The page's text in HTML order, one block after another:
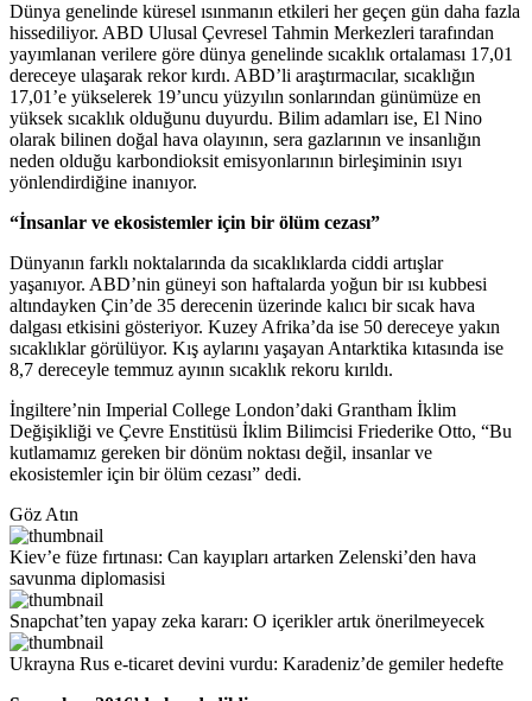
Dünya genelinde küresel ısınmanın etkileri her geçen gün daha fazla
hissediliyor. ABD Ulusal Çevresel Tahmin Merkezleri tarafından
yayımlanan verilere göre dünya genelinde sıcaklık ortalaması 17,01
dereceye ulaşarak rekor kırdı. ABD’li araştırmacılar, sıcaklığın
17,01’e yükselerek 19’uncu yüzyılın sonlarından günümüze en
yüksek sıcaklık olduğunu duyurdu. Bilim adamları ise, El Nino
olarak bilinen doğal hava olayının, sera gazlarının ve insanlığın
neden olduğu karbondioksit emisyonlarının birleşiminin ısıyı
yönlendirdiğine inanıyor.
“İnsanlar ve ekosistemler için bir ölüm cezası”
Dünyanın farklı noktalarında da sıcaklıklarda ciddi artışlar
yaşanıyor. ABD’nin güneyi son haftalarda yoğun bir ısı kubbesi
altındayken Çin’de 35 derecenin üzerinde kalıcı bir sıcak hava
dalgası etkisini gösteriyor. Kuzey Afrika’da ise 50 dereceye yakın
sıcaklıklar görülüyor. Kış aylarını yaşayan Antarktika kıtasında ise
8,7 dereceyle temmuz ayının sıcaklık rekoru kırıldı.
İngiltere’nin Imperial College London’daki Grantham İklim
Değişikliği ve Çevre Enstitüsü İklim Bilimcisi Friederike Otto, “Bu
kutlamamız gereken bir dönüm noktası değil, insanlar ve
ekosistemler için bir ölüm cezası” dedi.
Göz Atın
Kiev’e füze fırtınası: Can kayıpları artarken Zelenski’den hava
savunma diplomasisi
Snapchat’ten yapay zeka kararı: O içerikler artık önerilmeyecek
Ukrayna Rus e-ticaret devini vurdu: Karadeniz’de gemiler hedefte